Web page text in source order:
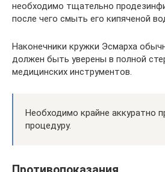
необходимо тщательно
после чего смыть его кипяченой
Наконечники кружки Эсмарха
должен быть уверены в полной
медицинских инструментов.
Необходимо крайне аккуратно
процедуру.